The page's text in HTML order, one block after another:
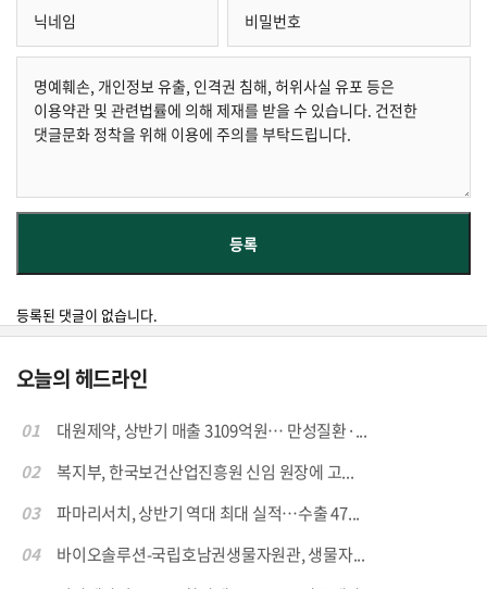
등록된 댓글이 없습니다.
오늘의 헤드라인
01
대원제약, 상반기 매출 3109억원… 만성질환·...
02
복지부, 한국보건산업진흥원 신임 원장에 고...
03
파마리서치, 상반기 역대 최대 실적…수출 47...
04
바이오솔루션-국립호남권생물자원관, 생물자...